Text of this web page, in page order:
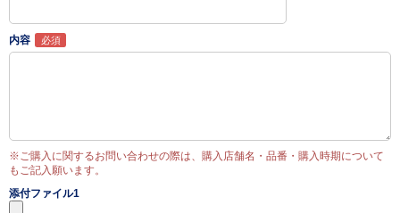
内容
※ご購入に関するお問い合わせの際は、購入店舗名・品番・購入時期について
もご記入願います。
添付ファイル1